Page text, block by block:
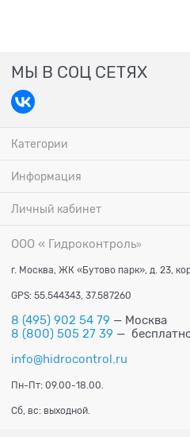
МЫ В СОЦ СЕТЯХ
Категории
Информация
Личный кабинет
ООО « Гидроконтроль»
г. Москва, ЖК «Бутово парк», д. 23,
GPS: 55.544343, 37.587260
8 (495) 902 54 79 — Москва
8 (800) 505 27 39 —
info@hidrocontrol.ru
Пн-Пт: 09.00-18.00.
Сб, вс: выходной.